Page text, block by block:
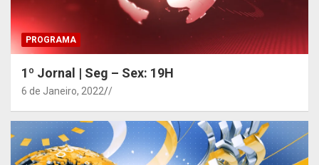
PROGRAMA
1º Jornal | Seg – Sex: 19H
6 de Janeiro, 2022 /